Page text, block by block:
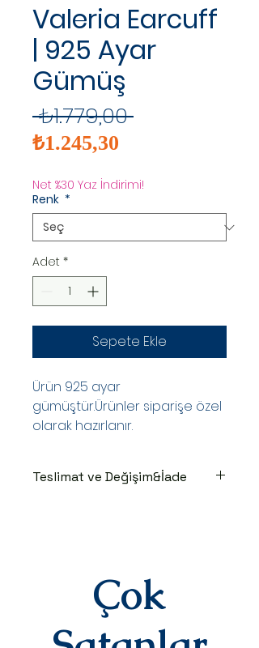
Valeria Earcuff
| 925 Ayar
Gümüş
₺1.779,00 Normal
₺1.245,30
Net %30 Yaz İndirimi!
Renk *
Adet *
Sepete Ekle
Ürün 925 ayar
gümüştür.Ürünler siparişe özel
olarak hazırlanır.
Teslimat ve Değişim&İade
edilir.Kargoya teslim edildiğinde
takip numaranız,anlaşmalı kargo
firmamız olan Yurtiçi Kargo
tarafından size sms olarak iletilir.
DEĞİŞİM&İADE
Çok